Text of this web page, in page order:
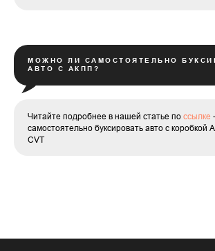
МОЖНО ЛИ САМОСТОЯТЕЛЬНО
АВТО С АКПП?
Читайте подробнее в нашей статье по ссылке
самостоятельно буксировать авто с коробкой
CVT